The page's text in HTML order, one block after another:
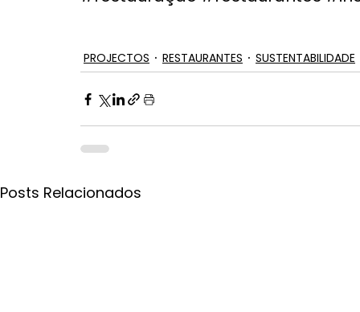
PROJECTOS RESTAURANTES SUSTENTABILIDADE
Posts Relacionados